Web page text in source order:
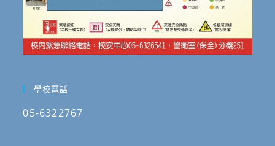
學校電話
05-6322767